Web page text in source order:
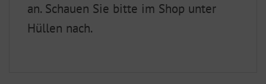
an. Schauen Sie bitte im Shop unter
Hüllen nach.